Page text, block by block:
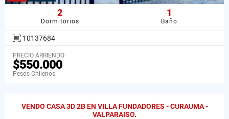
2
Dormitorios
1
Baño
10137684
PRECIO ARRIENDO
$550.000
Pesos Chilenos
VENDO CASA 3D 2B EN VILLA FUNDADORES - CURAUMA -
VALPARAISO.